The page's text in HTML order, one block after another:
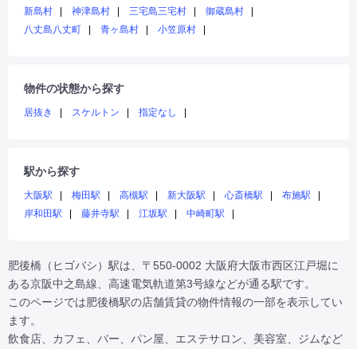
新島村
神津島村 三宅島三宅村
御蔵島村
八丈島八丈町
青ヶ島村 小笠原村
物件の状態から探す
居抜き スケルトン 指定なし
駅から探す
大阪駅 梅田駅 高槻駅 新大阪駅 心斎橋駅
布施駅
岸和田駅
藤井寺駅 江坂駅 中崎町駅
肥後橋（ヒゴバシ）駅は、〒550-0002 大阪府大阪市西区江戸堀に
ある京阪中之島線、高速電気軌道第3号線などが通る駅です。
このページでは肥後橋駅の店舗賃貸の物件情報の一部を表示してい
ます。
飲食店、カフェ、バー、パン屋、エステサロン、美容室、ジムなど